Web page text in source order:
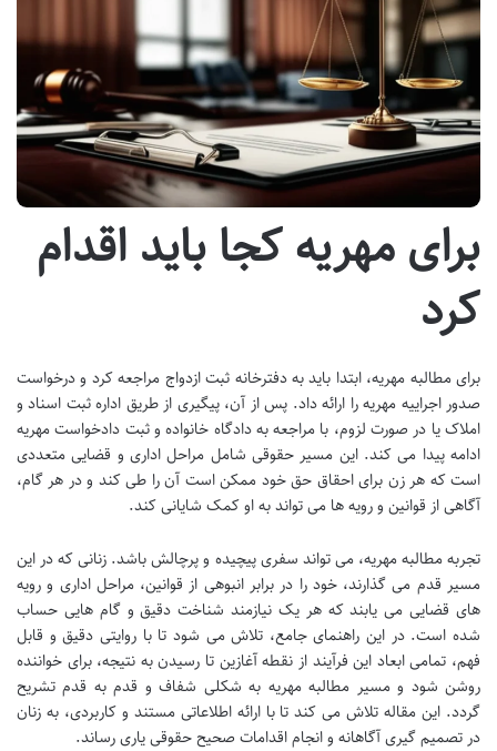
برای مهریه کجا باید اقدام
کرد
برای مطالبه مهریه، ابتدا باید به دفترخانه ثبت ازدواج مراجعه کرد و درخواست
صدور اجراییه مهریه را ارائه داد. پس از آن، پیگیری از طریق اداره ثبت اسناد و
املاک یا در صورت لزوم، با مراجعه به دادگاه خانواده و ثبت دادخواست مهریه
ادامه پیدا می کند. این مسیر حقوقی شامل مراحل اداری و قضایی متعددی
است که هر زن برای احقاق حق خود ممکن است آن را طی کند و در هر گام،
آگاهی از قوانین و رویه ها می تواند به او کمک شایانی کند.
تجربه مطالبه مهریه، می تواند سفری پیچیده و پرچالش باشد. زنانی که در این
مسیر قدم می گذارند، خود را در برابر انبوهی از قوانین، مراحل اداری و رویه
های قضایی می یابند که هر یک نیازمند شناخت دقیق و گام هایی حساب
شده است. در این راهنمای جامع، تلاش می شود تا با روایتی دقیق و قابل
فهم، تمامی ابعاد این فرآیند از نقطه آغازین تا رسیدن به نتیجه، برای خواننده
روشن شود و مسیر مطالبه مهریه به شکلی شفاف و قدم به قدم تشریح
گردد. این مقاله تلاش می کند تا با ارائه اطلاعاتی مستند و کاربردی، به زنان
در تصمیم گیری آگاهانه و انجام اقدامات صحیح حقوقی یاری رساند.